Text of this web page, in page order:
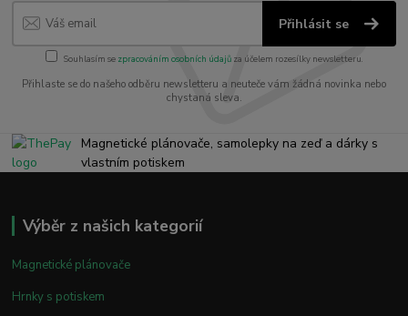
Přihlásit se
Souhlasím se zpracováním osobních údajůza účelem rozesílky newsletteru.
Přihlaste se do našeho odběru newsletteru a neuteče vám žádná novinka nebo
chystaná sleva.
Magnetické plánovače, samolepky na zeď a dárky s
vlastním potiskem
Výběr z našich kategorií
Magnetické plánovače
Hrnky s potiskem